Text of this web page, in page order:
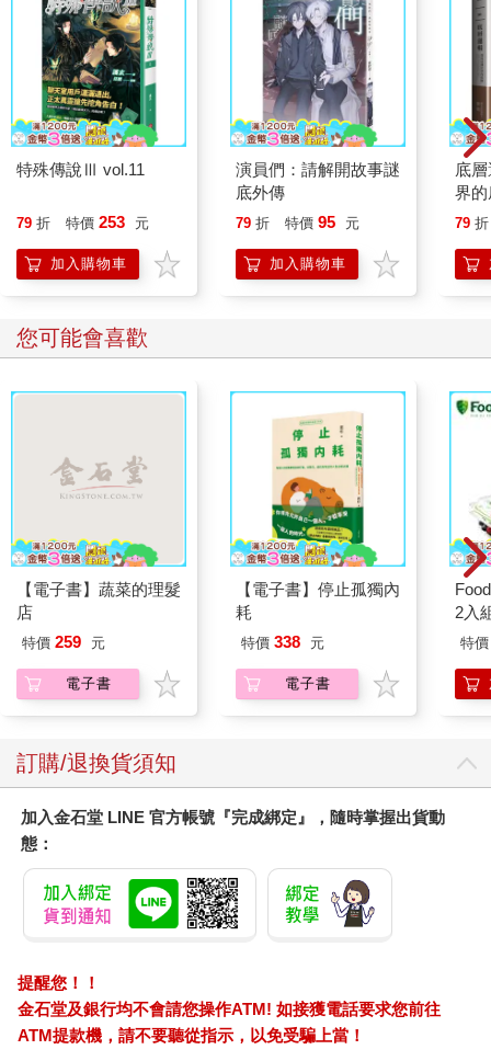
特殊傳說Ⅲ vol.11
79 折 特價 253 元
加入購物車
演員們：請解開故事謎
底外傳
79 折 特價 95 元
加入購物車
底
界
79 折
您可能會喜歡
【電子書】蔬菜的理髮
店
特價 259 元
電子書
【電子書】停止孤獨內
耗
特價 338 元
電子書
2入
特價
訂購/退換貨須知
加入金石堂 LINE 官方帳號『完成綁定』，隨時掌握出貨動
態：
提醒您！！
金石堂及銀行均不會請您操作ATM! 如接獲電話要求您前往
ATM提款機，請不要聽從指示，以免受騙上當！